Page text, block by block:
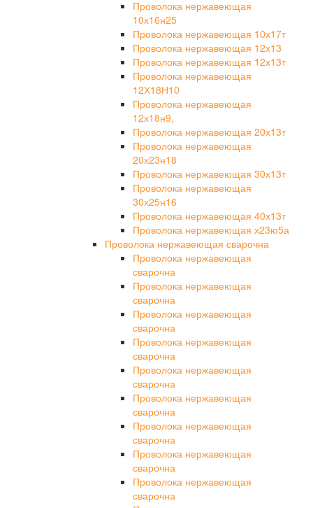
Проволока нержавеющая
10х16н25
Проволока нержавеющая 10х17т
Проволока нержавеющая 12х13
Проволока нержавеющая 12х13т
Проволока нержавеющая
12Х18Н10
Проволока нержавеющая
12х18н9,
Проволока нержавеющая 20х13т
Проволока нержавеющая
20х23н18
Проволока нержавеющая 30х13т
Проволока нержавеющая
30х25н16
Проволока нержавеющая 40х13т
Проволока нержавеющая х23ю5а
Проволока нержавеющая сварочна
Проволока нержавеющая
сварочна
Проволока нержавеющая
сварочна
Проволока нержавеющая
сварочна
Проволока нержавеющая
сварочна
Проволока нержавеющая
сварочна
Проволока нержавеющая
сварочна
Проволока нержавеющая
сварочна
Проволока нержавеющая
сварочна
Проволока нержавеющая
сварочна